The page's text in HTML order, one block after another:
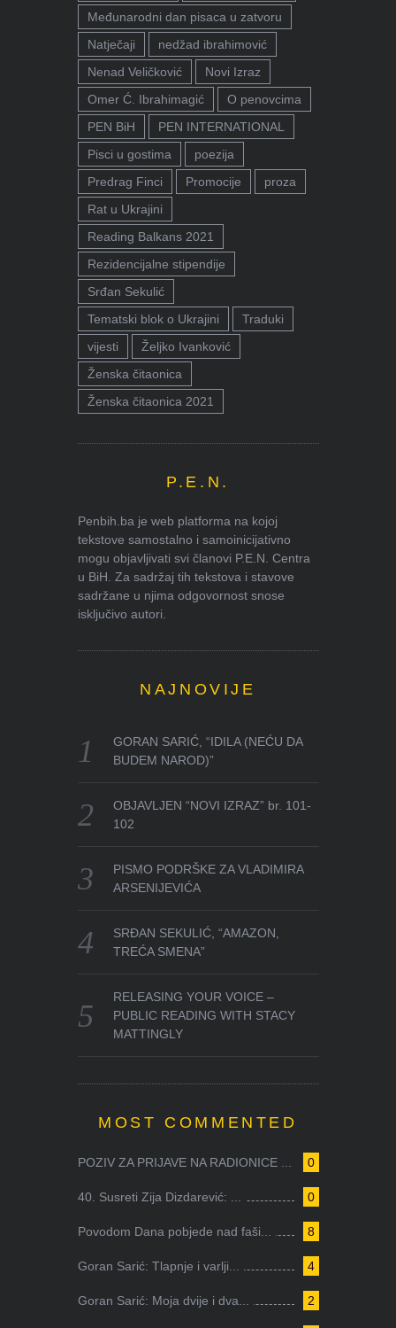
Međunarodni dan pisaca u zatvoru
Natječaji
nedžad ibrahimović
Nenad Veličković
Novi Izraz
Omer Ć. Ibrahimagić
O penovcima
PEN BiH
PEN INTERNATIONAL
Pisci u gostima
poezija
Predrag Finci
Promocije
proza
Rat u Ukrajini
Reading Balkans 2021
Rezidencijalne stipendije
Srđan Sekulić
Tematski blok o Ukrajini
Traduki
vijesti
Željko Ivanković
Ženska čitaonica
Ženska čitaonica 2021
P.E.N.
Penbih.ba je web platforma na kojoj
tekstove samostalno i samoinicijativno
mogu objavljivati svi članovi P.E.N. Centra
u BiH. Za sadržaj tih tekstova i stavove
sadržane u njima odgovornost snose
isključivo autori.
NAJNOVIJE
GORAN SARIĆ, “IDILA (NEĆU DA
BUDEM NAROD)”
OBJAVLJEN “NOVI IZRAZ” br. 101-
102
PISMO PODRŠKE ZA VLADIMIRA
ARSENIJEVIĆA
SRĐAN SEKULIĆ, “AMAZON,
TREĆA SMENA”
RELEASING YOUR VOICE –
PUBLIC READING WITH STACY
MATTINGLY
MOST COMMENTED
0
POZIV ZA PRIJAVE NA RADIONICE ...
0
40. Susreti Zija Dizdarević: ...
8
Povodom Dana pobjede nad faši...
4
Goran Sarić: Tlapnje i varlji...
2
Goran Sarić: Moja dvije i dva...